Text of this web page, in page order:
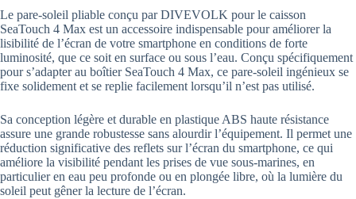
Le pare-soleil pliable conçu par DIVEVOLK pour le caisson
SeaTouch 4 Max est un accessoire indispensable pour améliorer la
lisibilité de l’écran de votre smartphone en conditions de forte
luminosité, que ce soit en surface ou sous l’eau. Conçu spécifiquement
pour s’adapter au boîtier SeaTouch 4 Max, ce pare-soleil ingénieux se
fixe solidement et se replie facilement lorsqu’il n’est pas utilisé.
Sa conception légère et durable en plastique ABS haute résistance
assure une grande robustesse sans alourdir l’équipement. Il permet une
réduction significative des reflets sur l’écran du smartphone, ce qui
améliore la visibilité pendant les prises de vue sous-marines, en
particulier en eau peu profonde ou en plongée libre, où la lumière du
soleil peut gêner la lecture de l’écran.